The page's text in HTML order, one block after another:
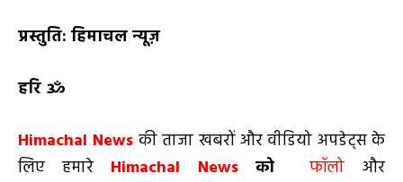
प्रस्तुति: हिमाचल न्यूज़
हरि ॐ
Himachal News की ताजा खबरों और वीडियो अपडेट्स के
लिए हमारे Himachal News को फॉलो
और